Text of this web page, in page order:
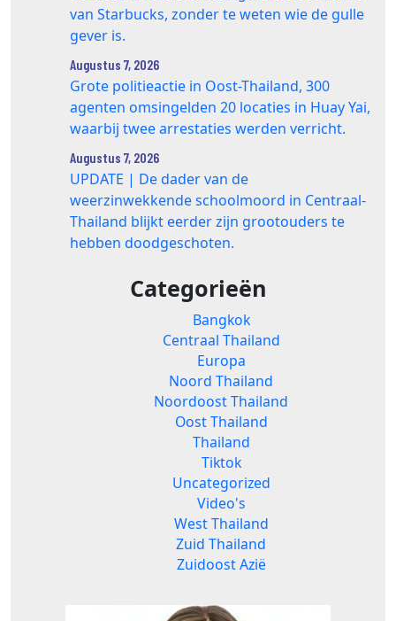
van Starbucks, zonder te weten wie de gulle
gever is.
Augustus 7, 2026
Grote politieactie in Oost-Thailand, 300
agenten omsingelden 20 locaties in Huay Yai,
waarbij twee arrestaties werden verricht.
Augustus 7, 2026
UPDATE | De dader van de
weerzinwekkende schoolmoord in Centraal-
Thailand blijkt eerder zijn grootouders te
hebben doodgeschoten.
Categorieën
Bangkok
Centraal Thailand
Europa
Noord Thailand
Noordoost Thailand
Oost Thailand
Thailand
Tiktok
Uncategorized
Video's
West Thailand
Zuid Thailand
Zuidoost Azië